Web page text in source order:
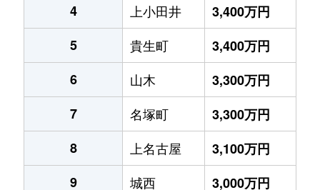
4
上小田井
3,400万円
5
貴生町
3,400万円
6
山木
3,300万円
7
名塚町
3,300万円
8
上名古屋
3,100万円
9
城西
3,000万円